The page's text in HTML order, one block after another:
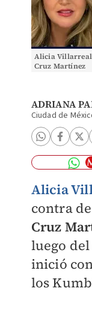
Alicia
Cruz Martínez
ADRIANA
Ciudad de
Alicia
contra de
Cruz
luego
inició
los